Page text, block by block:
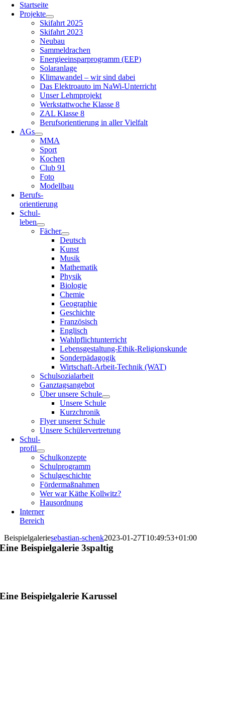
Startseite
Projekte
Skifahrt 2025
Skifahrt 2023
Neubau
Sammeldrachen
Energieeinsparprogramm (EEP)
Solaranlage
Klimawandel – wir sind dabei
Das Elektroauto im NaWi-Unterricht
Unser Lehmprojekt
Werkstattwoche Klasse 8
ZAL Klasse 8
Berufsorientierung in aller Vielfalt
AGs
MMA
Sport
Kochen
Club 91
Foto
Modellbau
Berufs-
orientierung
Schul-
leben
Fächer
Deutsch
Kunst
Musik
Mathematik
Physik
Biologie
Chemie
Geographie
Geschichte
Französisch
Englisch
Wahlpflichtunterricht
Lebensgestaltung-Ethik-Religionskunde
Sonderpädagogik
Wirtschaft-Arbeit-Technik (WAT)
Schulsozialarbeit
Ganztagsangebot
Über unsere Schule
Unsere Schule
Kurzchronik
Flyer unserer Schule
Unsere Schülervertretung
Schul-
profil
Schulkonzepte
Schulprogramm
Schulgeschichte
Fördermaßnahmen
Wer war Käthe Kollwitz?
Hausordnung
Interner
Bereich
Beispielgaleriesebastian-schenk2023-01-27T10:49:53+01:00
Eine Beispielgalerie 3spaltig
Eine Beispielgalerie Karussel